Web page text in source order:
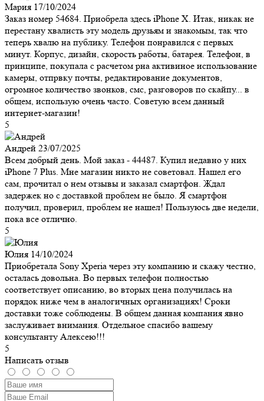
Мария 17/10/2024
Заказ номер 54684. Приобрела здесь iPhone X. Итак, никак не
перестану хвалисть эту модель друзьям и знакомым, так что
теперь хвалю на публику. Телефон понравился с первых
минут. Корпус, дизайн, скорость работы, батарея. Телефон, в
принципе, покупала с расчетом рна активиное использование
камеры, отпрвку почты, редактирование документов,
огромное количество звонков, смс, разговоров по скайпу... в
общем, использую очень часто. Советую всем данный
интернет-магазин!
5
Андрей 23/07/2025
Всем добрый день. Мой заказ - 44487. Купил недавно у них
iPhone 7 Plus. Мне магазин никто не советовал. Нашел его
сам, прочитал о нем отзывы и заказал смартфон. Ждал
задержек но с доставкой проблем не было. Я смартфон
получил, проверил, проблем не нашел! Пользуюсь две недели,
пока все отлично.
5
Юлия 14/10/2024
Приобретала Sony Xperia через эту компанию и скажу честно,
осталась довольна. Во первых телефон полностью
соответствует описанию, во вторых цена получилась на
порядок ниже чем в аналогичных организациях! Сроки
доставки тоже соблюдены. В общем данная компания явно
заслуживает внимания. Отдельное спасибо вашему
консультанту Алексею!!!
5
Написать отзыв